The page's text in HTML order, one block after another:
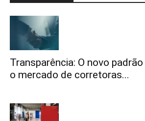
Transparência: O novo
o mercado de corretoras...